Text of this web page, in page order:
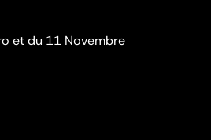
et du 11 Novembre